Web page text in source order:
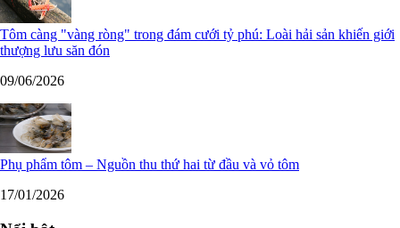
Tôm càng "vàng ròng" trong đám cưới tỷ phú: Loài hải sản khiến giới
thượng lưu săn đón
09/06/2026
Phụ phẩm tôm – Nguồn thu thứ hai từ đầu và vỏ tôm
17/01/2026